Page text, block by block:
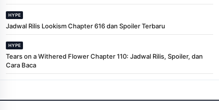
HYPE
Jadwal Rilis Lookism Chapter 616 dan Spoiler Terbaru
HYPE
Tears on a Withered Flower Chapter 110: Jadwal Rilis, Spoiler, dan
Cara Baca